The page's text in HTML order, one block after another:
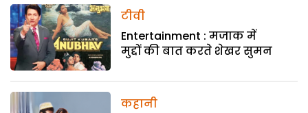
टीवी
Entertainment : मजाक में
मुद्दों की बात करते शेखर सुमन
कहानी